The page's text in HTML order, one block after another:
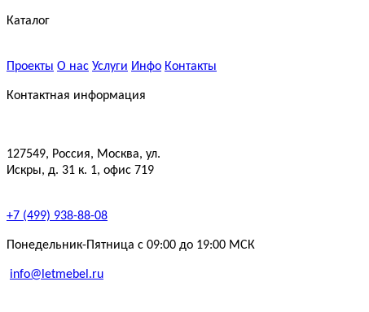
Каталог
Проекты О нас Услуги Инфо Контакты
Контактная информация
127549, Россия, Москва, ул.
Искры, д. 31 к. 1, офис 719
+7 (499) 938-88-08
Понедельник-Пятница с 09:00 до 19:00 МСК
info@letmebel.ru